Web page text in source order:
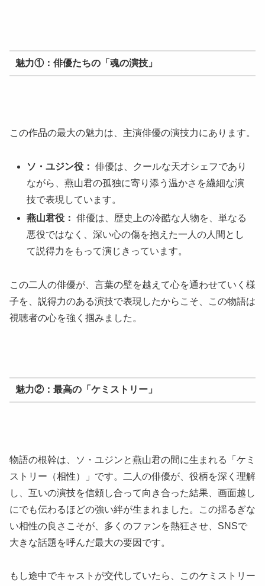
魅力①：俳優たちの「魂の演技」
この作品の最大の魅力は、主演俳優の演技力にあります。
ソ・ユジン役： 俳優は、クールな天才シェフであり
ながら、燕山君の孤独に寄り添う温かさを繊細な演
技で表現しています。
燕山君役： 俳優は、歴史上の冷酷な人物を、単なる
悪役ではなく、深い心の傷を抱えた一人の人間とし
て説得力をもって演じきっています。
この二人の俳優が、言葉の壁を越えて心を通わせていく様
子を、説得力のある演技で表現したからこそ、この物語は
視聴者の心を強く掴みました。
魅力②：最高の「ケミストリー」
物語の根幹は、ソ・ユジンと燕山君の間に生まれる「ケミ
ストリー（相性）」です。二人の俳優が、役柄を深く理解
し、互いの演技を信頼し合って向き合った結果、画面越し
にでも伝わるほどの強い絆が生まれました。この揺るぎな
い相性の良さこそが、多くのファンを熱狂させ、SNSで
大きな話題を呼んだ最大の要因です。
もし途中でキャストが交代していたら、このケミストリー